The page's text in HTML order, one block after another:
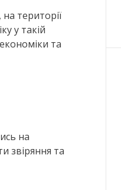
, на території
у такій
та
на
звіряння та